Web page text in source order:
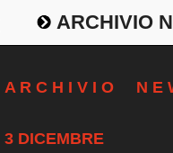
ARCHIVIO
A R C H I V I O N E
3 DICEMBRE